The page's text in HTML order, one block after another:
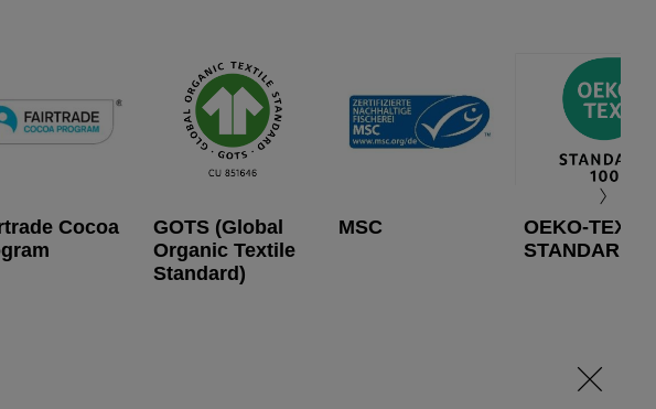
Cocoa
GOTS (Global
Organic Textile
Standard)
MSC
OEKO-TEX®
STANDARD